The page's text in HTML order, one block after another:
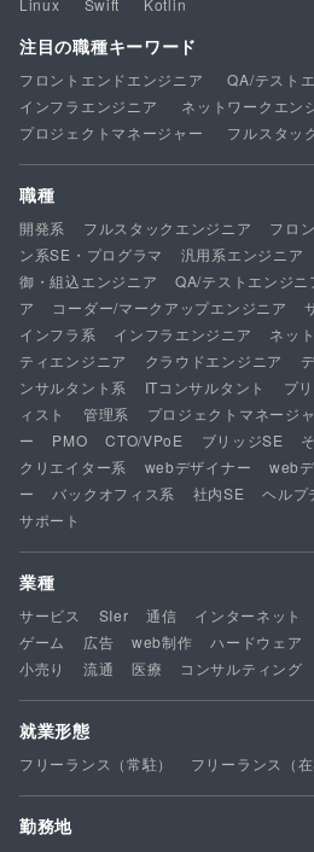
Linux
Swift Kotlin
注目の職種キーワード
フロントエンドエンジニア
QA/テスト
インフラエンジニア
ネットワークエン
プロジェクトマネージャー
フルスタッ
職種
開発系 フルスタックエンジニア フロ
ン系SE・プログラマ
汎用系エンジニア
御・組込エンジニア
QA/テストエンジニ
ア
コーダー/マークアップエンジニア
インフラ系
インフラエンジニア ネッ
ティエンジニア
クラウドエンジニア
ンサルタント系
ITコンサルタント プ
ィスト
管理系 プロジェクトマネージ
ー
PMO CTO/VPoE ブリッジSE
クリエイター系
webデザイナー web
ー
バックオフィス系 社内SE ヘルプ
サポート
業種
サービス SIer 通信 インターネット
ゲーム
広告 web制作 ハードウェア
小売り
流通 医療 コンサルティング
就業形態
フリーランス（常駐） フリーランス（在
勤務地